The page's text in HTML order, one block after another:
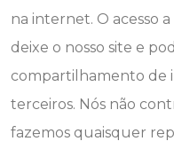
na internet. O acesso
deixe o nosso site e
compartilhamento de
terceiros. Nós não
fazemos quaisquer